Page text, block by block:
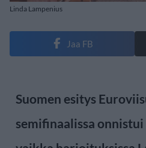
Linda Lampenius
Jaa FB
Suomen esitys
semifinaalissa